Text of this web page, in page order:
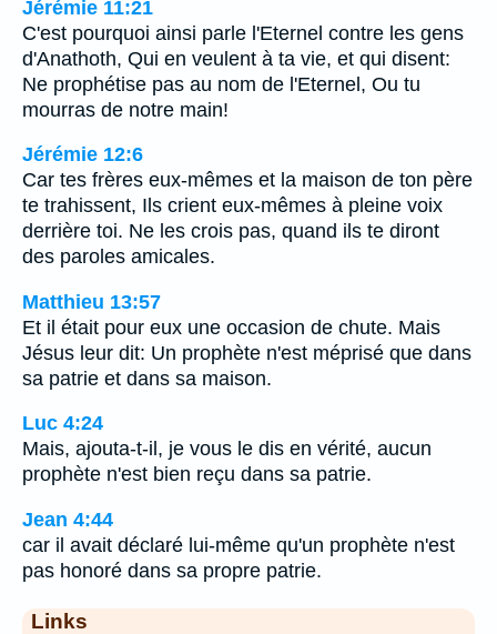
Jérémie 11:21
C'est pourquoi ainsi parle l'Eternel contre les gens
d'Anathoth, Qui en veulent à ta vie, et qui disent:
Ne prophétise pas au nom de l'Eternel, Ou tu
mourras de notre main!
Jérémie 12:6
Car tes frères eux-mêmes et la maison de ton père
te trahissent, Ils crient eux-mêmes à pleine voix
derrière toi. Ne les crois pas, quand ils te diront
des paroles amicales.
Matthieu 13:57
Et il était pour eux une occasion de chute. Mais
Jésus leur dit: Un prophète n'est méprisé que dans
sa patrie et dans sa maison.
Luc 4:24
Mais, ajouta-t-il, je vous le dis en vérité, aucun
prophète n'est bien reçu dans sa patrie.
Jean 4:44
car il avait déclaré lui-même qu'un prophète n'est
pas honoré dans sa propre patrie.
Links